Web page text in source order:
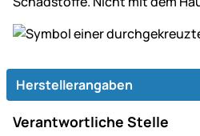
Herstellerangaben
Verantwortliche Stelle